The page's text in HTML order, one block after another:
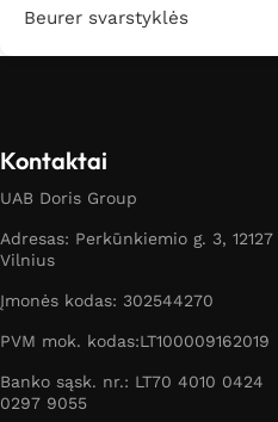
Beurer svarstyklės
Kontaktai
UAB Doris Group
Adresas: Perkūnkiemio g. 3, 12127
Vilnius
Įmonės kodas: 302544270
PVM mok. kodas:LT100009162019
Banko sąsk. nr.: LT70 4010 0424
0297 9055